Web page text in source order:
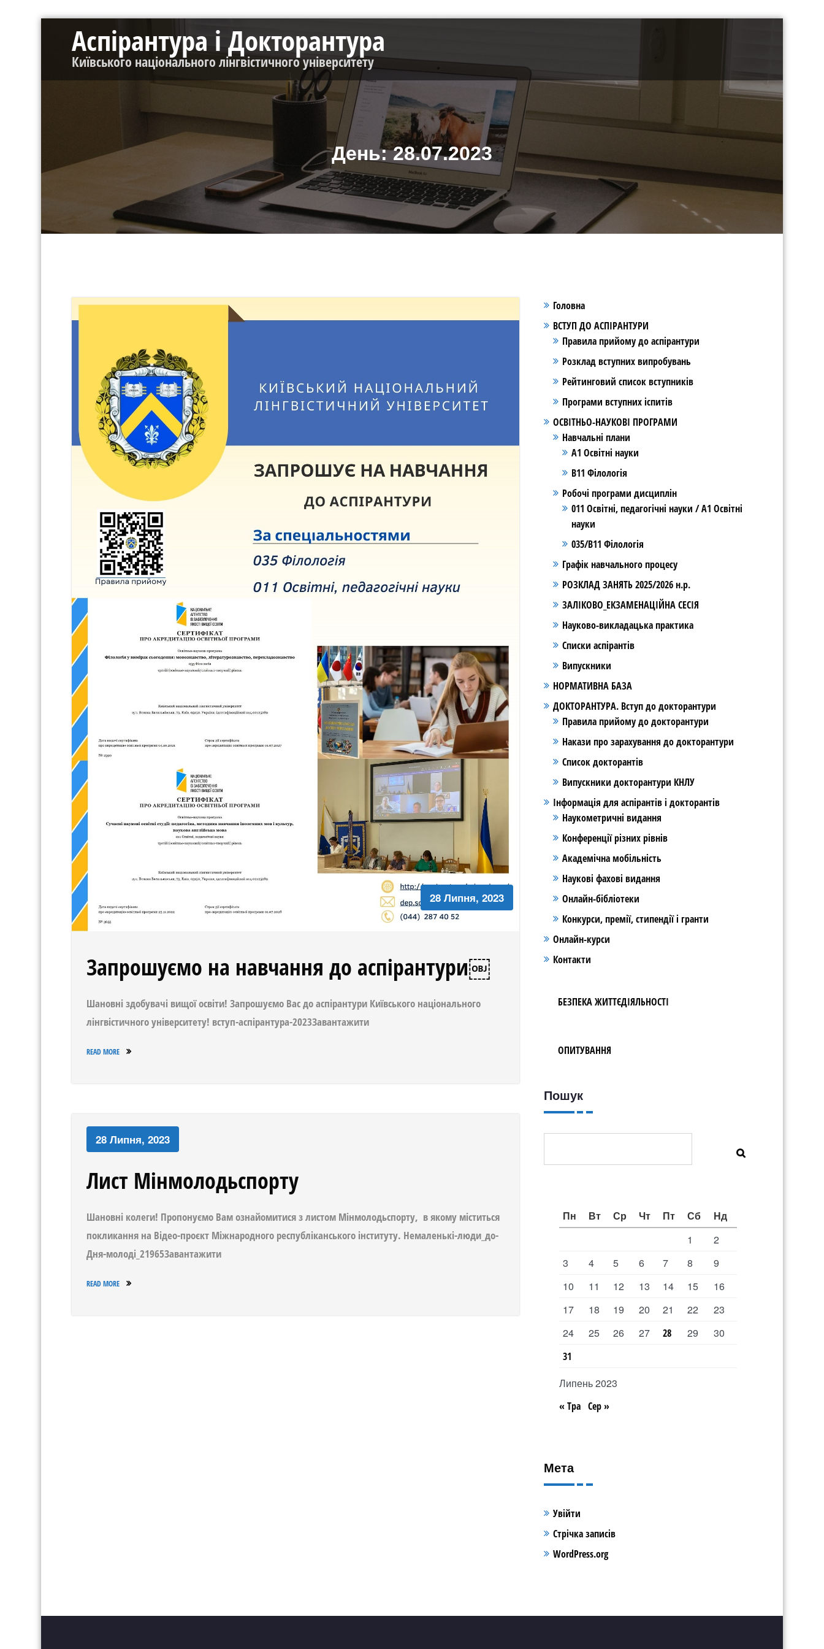
контентуАспірантура і Докторантура
Київського національного лінгвістичного університету
День:28.07.2023
28 Липня, 2023
Запрошуємо на навчання до аспірантури￼
Шановні здобувачі вищої освіти! Запрошуємо Вас до аспірантури Київського національного
лінгвістичного університету! вступ-аспірантура-2023Завантажити
READ MORE
28 Липня, 2023
Лист Мінмолодьспорту
Шановні колеги! Пропонуємо Вам ознайомитися з листом Мінмолодьспорту, в якому міститься
покликання на Відео-проєкт Міжнародного республіканського інституту. Немаленькі-люди_до-
Дня-молоді_21965Завантажити
READ MORE
Головна
ВСТУП ДО АСПІРАНТУРИ
Правила прийому до аспірантури
Розклад вступних випробувань
Рейтинговий список вступників
Програми вступних іспитів
ОСВІТНЬО-НАУКОВІ ПРОГРАМИ
Навчальні плани
А1 Освітні науки
В11 Філологія
Робочі програми дисциплін
011 Освітні, педагогічні науки / А1 Освітні
науки
035/В11 Філологія
Графік навчального процесу
РОЗКЛАД ЗАНЯТЬ 2025/2026 н.р.
ЗАЛІКОВО_ЕКЗАМЕНАЦІЙНА СЕСІЯ
Науково-викладацька практика
Списки аспірантів
Випускники
НОРМАТИВНА БАЗА
ДОКТОРАНТУРА. Вступ до докторантури
Правила прийому до докторантури
Накази про зарахування до докторантури
Список докторантів
Випускники докторантури КНЛУ
Інформація для аспірантів і докторантів
Наукометричні видання
Конференції різних рівнів
Академічна мобільність
Наукові фахові видання
Онлайн-бібліотеки
Конкурси, премії, стипендії і гранти
Онлайн-курси
Контакти
БЕЗПЕКА ЖИТТЄДІЯЛЬНОСТІ
ОПИТУВАННЯ
Пошук
Липень 2023
Пн Вт Ср Чт Пт Сб
Нд
1
2
3
4 5 6 7 8
9
10
11 12 13 14 15
16
17
18 19 20 21 22
23
24
25 26 27 28 29 30
31
« Тра Сер »
Мета
Увійти
Стрічка записів
WordPress.org